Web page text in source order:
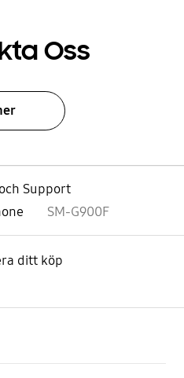
Oss
Support
SM-G900F
ditt köp